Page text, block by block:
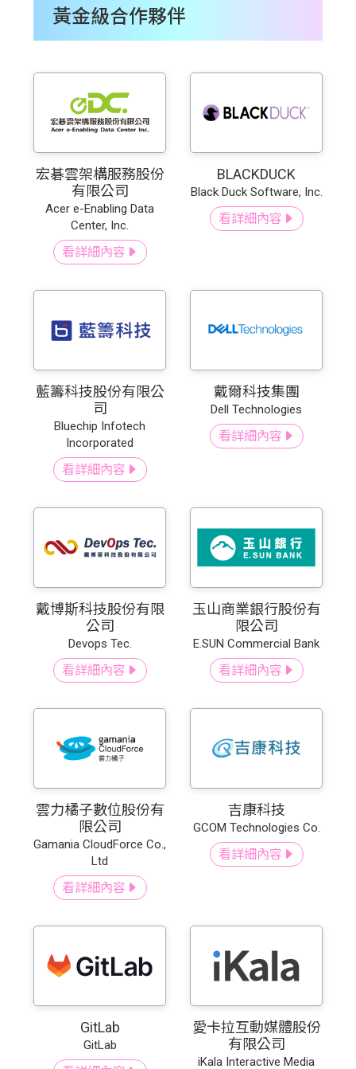
黃金級合作夥伴
宏碁雲架構服務股份
有限公司
Acer e-Enabling Data
Center, Inc.
看詳細內容
BLACKDUCK
Black Duck Software, Inc.
看詳細內容
藍籌科技股份有限公
司
Bluechip Infotech
Incorporated
看詳細內容
戴爾科技集團
Dell Technologies
看詳細內容
戴博斯科技股份有限
公司
Devops Tec.
看詳細內容
玉山商業銀行股份有
限公司
E.SUN Commercial Bank
看詳細內容
雲力橘子數位股份有
限公司
Gamania CloudForce Co.,
Ltd
看詳細內容
吉康科技
GCOM Technologies Co.
看詳細內容
GitLab
GitLab
愛卡拉互動媒體股份
有限公司
iKala Interactive Media